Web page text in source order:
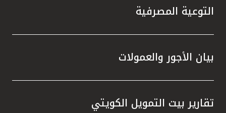
التوعية المصرفية
بيان الأجور والعمولات
تقارير بيت التمويل الكويتي